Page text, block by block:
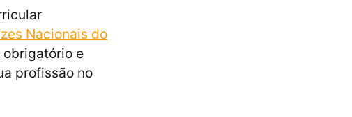
Nacionais do
obrigatório e
profissão no